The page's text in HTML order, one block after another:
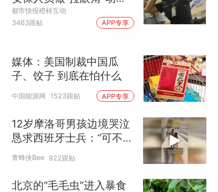
作，泰国机场最新回应：
拒绝登机决定由航司作
改签但没兑现
都市快报橙柿互动
3463跟贴
APP专享
媒体：美国制裁中国瓜
子、饺子 到底在怕什么
中国能源网 1523跟贴 APP专享
12岁摩洛哥男孩边境哭泣
恳求西班牙士兵：“可不可
以不要把我遣返回国”
青蜂侠Bee 922跟贴
北京的“毛毛虫”进入暴食